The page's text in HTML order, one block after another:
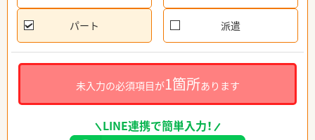
パート 派遣
未入力の必須項目が1箇所あります
LINE連携で簡単入力！